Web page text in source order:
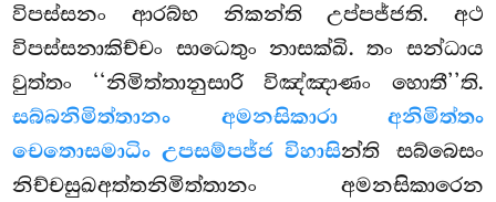
විපස්සනං ආරබ්භ නිකන්ති උප්පජ්ජති. අථ
විපස්සනාකිච්චං සාධෙතුං නාසක්ඛි. තං සන්ධාය
වුත්තං ‘‘නිමිත්තානුසාරි විඤ්ඤාණං හොතී’’ති.
සබ්බනිමිත්තානං අමනසිකාරා අනිමිත්තං
චෙතොසමාධිං උපසම්පජ්ජ විහාසින්ති සබ්බෙසං
නිච්චසුඛඅත්තනිමිත්තානං අමනසිකාරෙන